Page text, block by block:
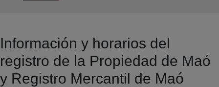
Información y horarios del
registro de la Propiedad de Maó
y Registro Mercantil de Maó